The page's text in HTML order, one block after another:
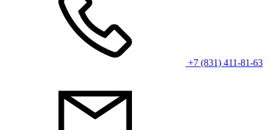
+7 (831) 411-81-63